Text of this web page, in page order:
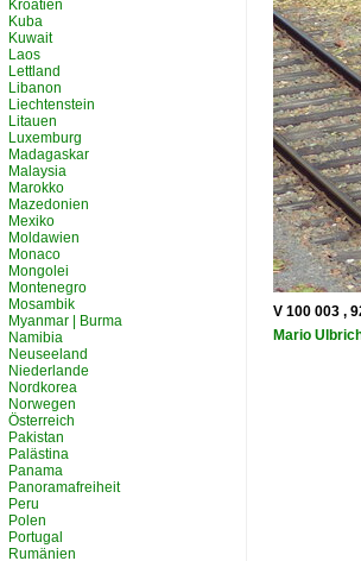
V 100 003 ,
Mario
Kroatien
Kuba
Kuwait
Laos
Lettland
Libanon
Liechtenstein
Litauen
Luxemburg
Madagaskar
Malaysia
Marokko
Mazedonien
Mexiko
Moldawien
Monaco
Mongolei
Montenegro
Mosambik
Myanmar | Burma
Namibia
Neuseeland
Niederlande
Nordkorea
Norwegen
Österreich
Pakistan
Palästina
Panama
Panoramafreiheit
Peru
Polen
Portugal
Rumänien